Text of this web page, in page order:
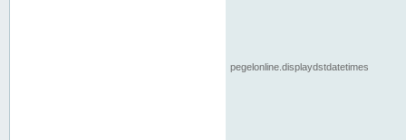
pegelonline.displaydstdatetimes